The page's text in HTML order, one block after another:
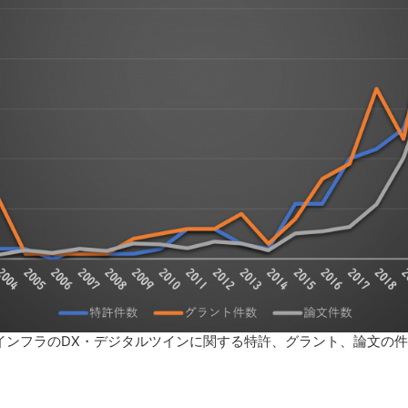
ンフラのDX・デジタルツインに関する特許、グラント、論文の